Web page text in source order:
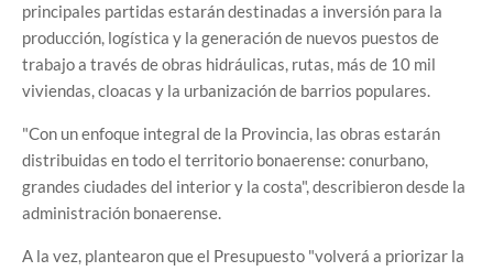
principales partidas estarán destinadas a inversión para la
producción, logística y la generación de nuevos puestos de
trabajo a través de obras hidráulicas, rutas, más de 10 mil
viviendas, cloacas y la urbanización de barrios populares.
"Con un enfoque integral de la Provincia, las obras estarán
distribuidas en todo el territorio bonaerense: conurbano,
grandes ciudades del interior y la costa", describieron desde la
administración bonaerense.
A la vez, plantearon que el Presupuesto "volverá a priorizar la